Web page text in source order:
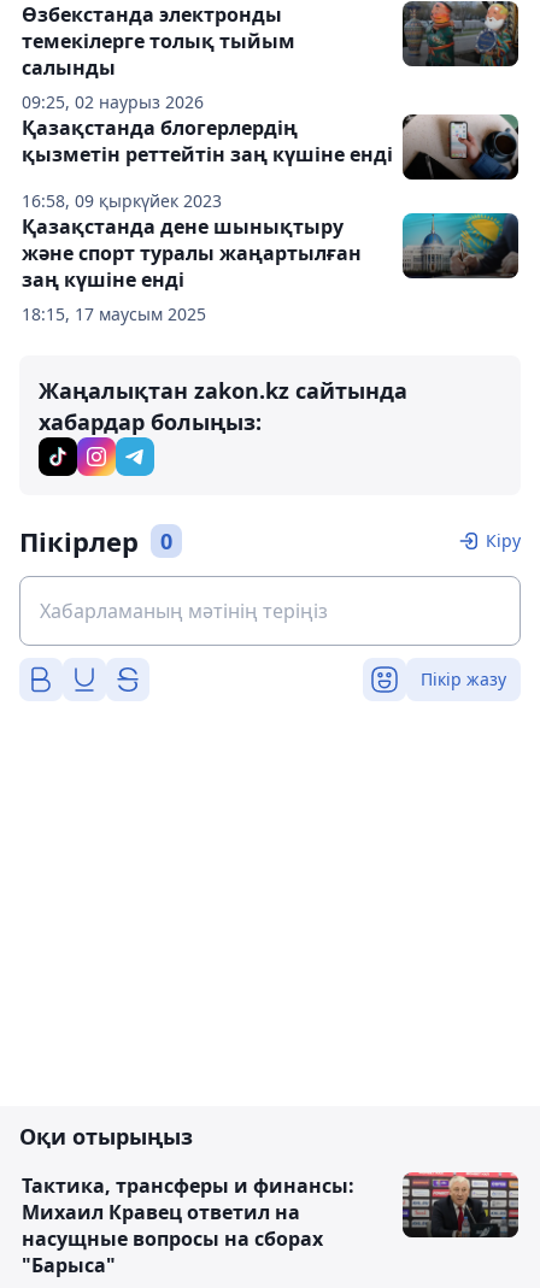
09:25, 02 наурыз 2026
Өзбекстанда электронды
темекілерге толық тыйым
салынды
16:58, 09 қыркүйек 2023
Қазақстанда блогерлердің
қызметін реттейтін заң күшіне енді
18:15, 17 маусым 2025
Қазақстанда дене шынықтыру
және спорт туралы жаңартылған
заң күшіне енді
Жаңалықтан zakon.kz сайтында
хабардар болыңыз:
Пікірлер 0 Кіру
Пікір жазу
Оқи отырыңыз
Тактика, трансферы и финансы:
Михаил Кравец ответил на
насущные вопросы на сборах
"Барыса"